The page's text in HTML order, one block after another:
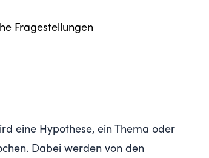
Fragestellungen
eine Hypothese, ein Thema oder
Dabei werden von den